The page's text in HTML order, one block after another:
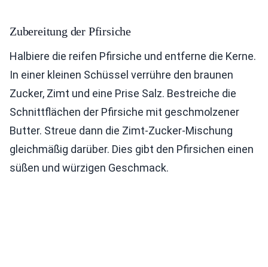
Zubereitung der Pfirsiche
Halbiere die reifen Pfirsiche und entferne die Kerne.
In einer kleinen Schüssel verrühre den braunen
Zucker, Zimt und eine Prise Salz. Bestreiche die
Schnittflächen der Pfirsiche mit geschmolzener
Butter. Streue dann die Zimt-Zucker-Mischung
gleichmäßig darüber. Dies gibt den Pfirsichen einen
süßen und würzigen Geschmack.